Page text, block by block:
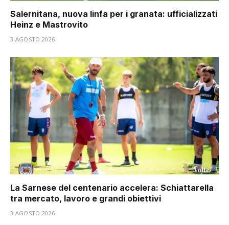
Salernitana, nuova linfa per i granata: ufficializzati
Heinz e Mastrovito
3 AGOSTO 2026
La Sarnese del centenario accelera: Schiattarella
tra mercato, lavoro e grandi obiettivi
3 AGOSTO 2026